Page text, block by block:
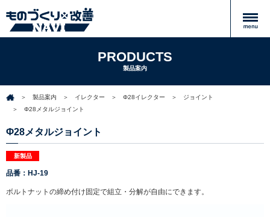
PRODUCTS
製品案内
製品案内 イレクター Φ28イレクター
ジョイント
Φ28メタルジョイント
Φ28メタルジョイント
新製品
品番：HJ-19
ボルトナットの締め付け固定で組立・分解が自由にできます。